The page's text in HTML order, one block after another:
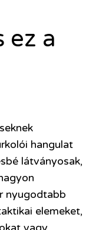
ez a
hangulat
látványosak,
nyugodtabb
elemeket,